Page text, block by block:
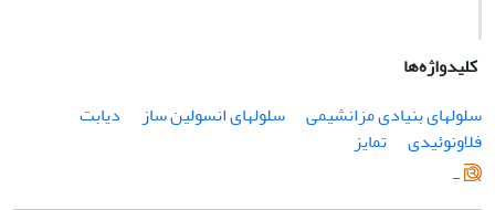
کلیدواژه‌ها
سلول‏های بنیادی مزانشیمی
سلول‏های انسولین ساز
دیابت
فلاونوئیدی
تمایز‏
-